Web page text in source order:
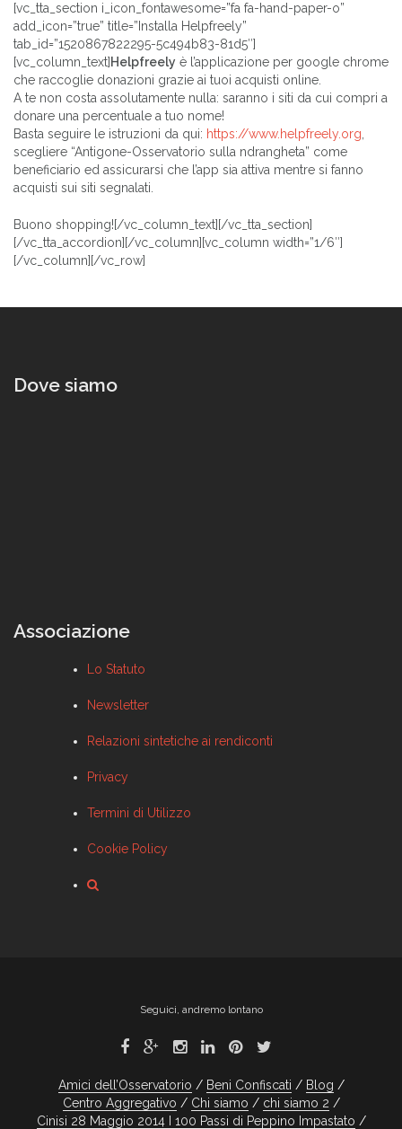
[vc_tta_section i_icon_fontawesome=”fa fa-hand-paper-o”
add_icon=”true” title=”Installa Helpfreely”
tab_id=”1520867822295-5c494b83-81d5″]
[vc_column_text] Helpfreely è l’applicazione per google chrome
che raccoglie donazioni grazie ai tuoi acquisti online.
A te non costa assolutamente nulla: saranno i siti da cui compri a
donare una percentuale a tuo nome!
Basta seguire le istruzioni da qui: https://www.helpfreely.org
scegliere “Antigone-Osservatorio sulla ndrangheta” come
beneficiario ed assicurarsi che l’app sia attiva mentre si fanno
acquisti sui siti segnalati.
Buono shopping![/vc_column_text][/vc_tta_section]
[/vc_tta_accordion][/vc_column][vc_column width=”1/6″]
[/vc_column][/vc_row]
Dove siamo
Associazione
Lo Statuto
Newsletter
Relazioni sintetiche ai rendiconti
Privacy
Termini di Utilizzo
Cookie Policy
Seguici, andremo lontano
Amici dell’Osservatorio Beni Confiscati
Blog
Centro Aggregativo
Chi siamo
chi siamo 2
Cinisi 28 Maggio 2014 I 100 Passi di Peppino Impastato